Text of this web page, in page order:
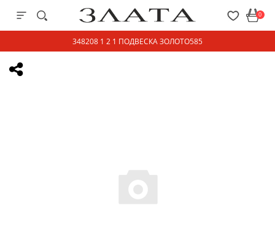
0
348208 1 2 1 ПОДВЕСКА ЗОЛОТО585